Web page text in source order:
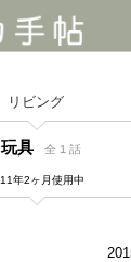
リビング
玩具 全 1 話
11年2ヶ月使用中